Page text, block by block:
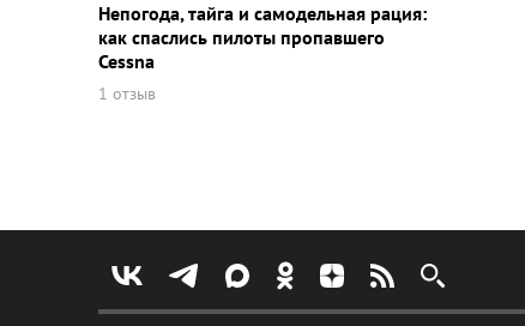
Непогода, тайга и самодельная рация:
как спаслись пилоты пропавшего
Cessna
1 отзыв